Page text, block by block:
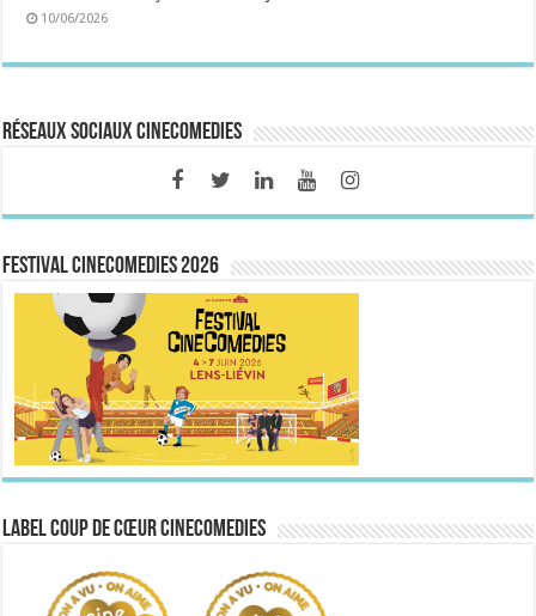
10/06/2026
Réseaux sociaux CineComedies
FESTIVAL CINECOMEDIES 2026
Label Coup de Cœur CineComedies